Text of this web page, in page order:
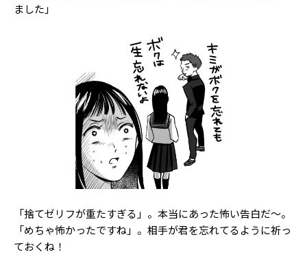
ました」
「捨てゼリフが重たすぎる」。本当にあった怖い告白だ～。
「めちゃ怖かったですね」。相手が君を忘れてるように祈っ
ておくね！